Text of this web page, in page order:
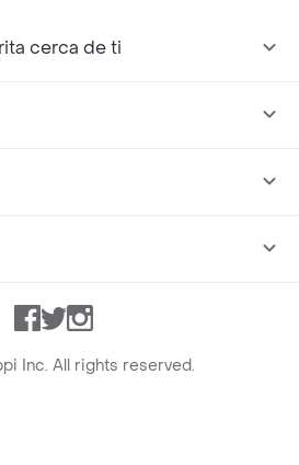
cerca de ti
Facebook
TwitterInstagram
Inc. All rights reserved.